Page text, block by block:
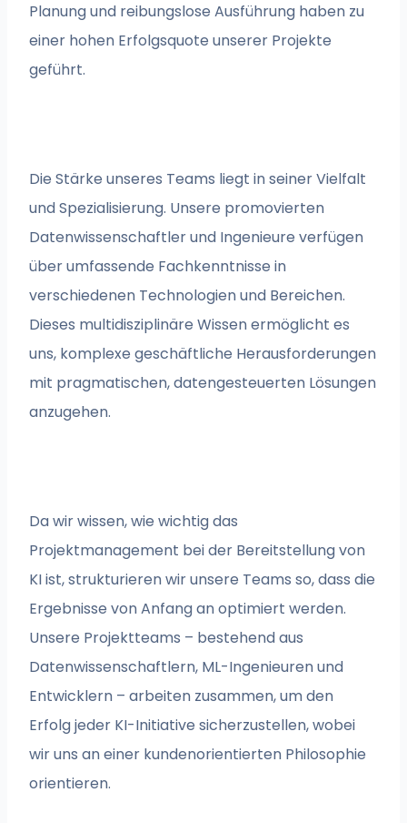
Planung und reibungslose Ausführung haben zu
einer hohen Erfolgsquote unserer Projekte
geführt.
Die Stärke unseres Teams liegt in seiner Vielfalt
und Spezialisierung. Unsere promovierten
Datenwissenschaftler und Ingenieure verfügen
über umfassende Fachkenntnisse in
verschiedenen Technologien und Bereichen.
Dieses multidisziplinäre Wissen ermöglicht es
uns, komplexe geschäftliche Herausforderungen
mit pragmatischen, datengesteuerten Lösungen
anzugehen.
Da wir wissen, wie wichtig das
Projektmanagement bei der Bereitstellung von
KI ist, strukturieren wir unsere Teams so, dass die
Ergebnisse von Anfang an optimiert werden.
Unsere Projektteams – bestehend aus
Datenwissenschaftlern, ML-Ingenieuren und
Entwicklern – arbeiten zusammen, um den
Erfolg jeder KI-Initiative sicherzustellen, wobei
wir uns an einer kundenorientierten Philosophie
orientieren.